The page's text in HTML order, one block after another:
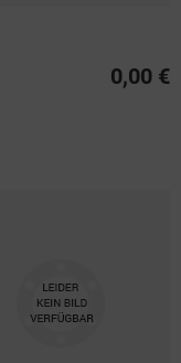
0,00 €